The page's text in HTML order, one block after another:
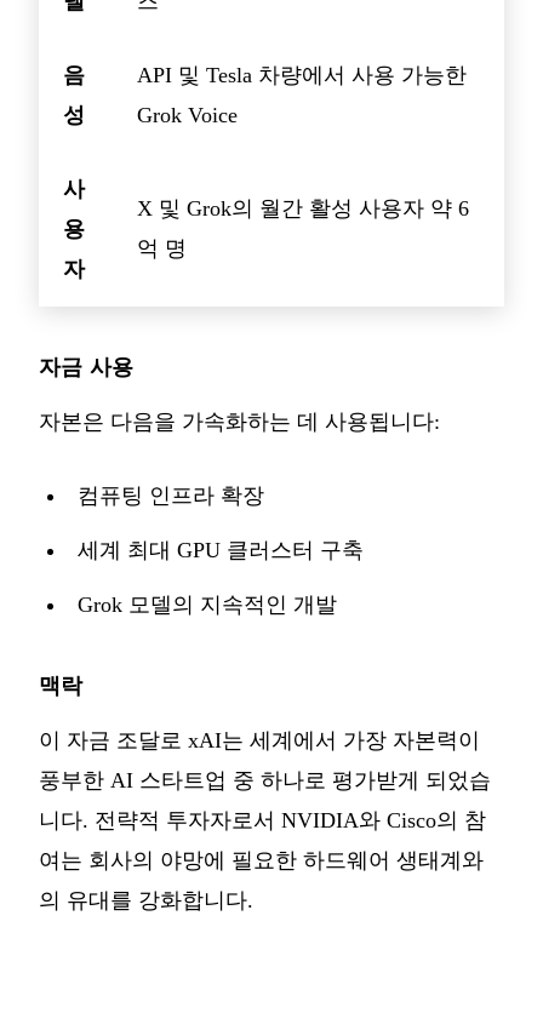
음
성
API 및 Tesla 차량에서 사용 가능한
Grok Voice
사
용
자
X 및 Grok의 월간 활성 사용자 약 6
억 명
자금 사용
자본은 다음을 가속화하는 데 사용됩니다:
컴퓨팅 인프라 확장
세계 최대 GPU 클러스터 구축
Grok 모델의 지속적인 개발
맥락
이 자금 조달로 xAI는 세계에서 가장 자본력이
풍부한 AI 스타트업 중 하나로 평가받게 되었습
니다. 전략적 투자자로서 NVIDIA와 Cisco의 참
여는 회사의 야망에 필요한 하드웨어 생태계와
의 유대를 강화합니다.